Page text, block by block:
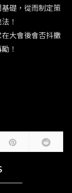
礎，從而制定策
！
大會後會否抖擻
！